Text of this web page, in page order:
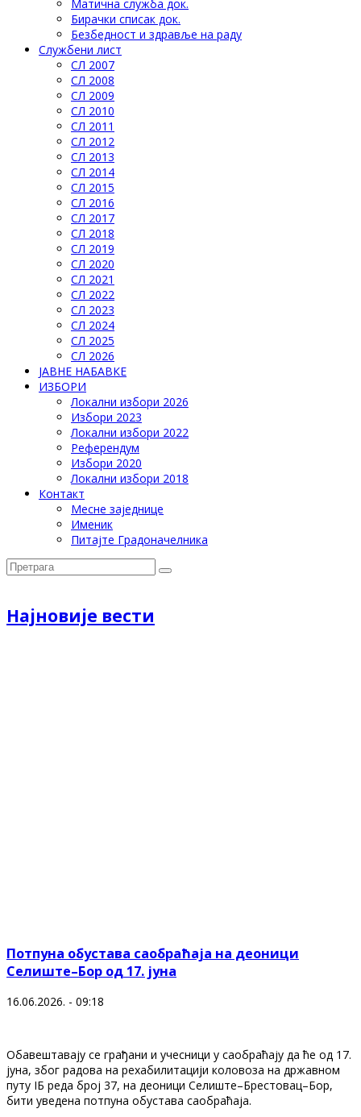
Матична служба док.
Бирачки списак док.
Безбедност и здравље на раду
Службени лист
СЛ 2007
СЛ 2008
СЛ 2009
СЛ 2010
СЛ 2011
СЛ 2012
СЛ 2013
СЛ 2014
СЛ 2015
СЛ 2016
СЛ 2017
СЛ 2018
СЛ 2019
СЛ 2020
СЛ 2021
СЛ 2022
СЛ 2023
СЛ 2024
СЛ 2025
СЛ 2026
ЈАВНЕ НАБАВКЕ
ИЗБОРИ
Локални избори 2026
Избори 2023
Локални избори 2022
Референдум
Избори 2020
Локални избори 2018
Контакт
Месне заједнице
Именик
Питајте Градоначелника
Најновије вести
Потпуна обустава саобраћаја на деоници
Селиште–Бор од 17. јуна
16.06.2026. - 09:18
Обавештавају се грађани и учесници у саобраћају да ће од 17.
јуна, због радова на рехабилитацији коловоза на државном
путу IБ реда број 37, на деоници Селиште–Брестовац–Бор,
бити уведена потпуна обустава саобраћаја.